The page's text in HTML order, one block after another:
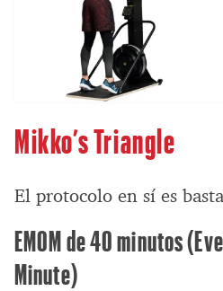
Mikko’s Triangle
El protocolo en sí es
EMOM de 40 minutos
Minute)